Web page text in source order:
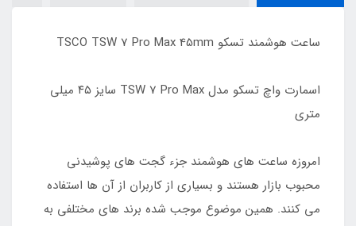
ساعت هوشمند تسکو TSCO TSW 7 Pro Max 45mm
اسمارت واچ تسکو مدل TSW 7 Pro Max سایز ۴۵ میلی
متری
امروزه ساعت های هوشمند جزء گجت های پوشیدنی
محبوب بازار هستند و بسیاری از کاربران از آن ها استفاده
می کنند. همین موضوع موجب شده برند های مختلفی به